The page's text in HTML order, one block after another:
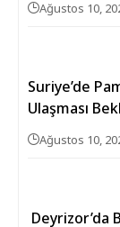
Ağustos 10,
Suriye’de
Ulaşması
Ağustos 10,
Deyrizor’da